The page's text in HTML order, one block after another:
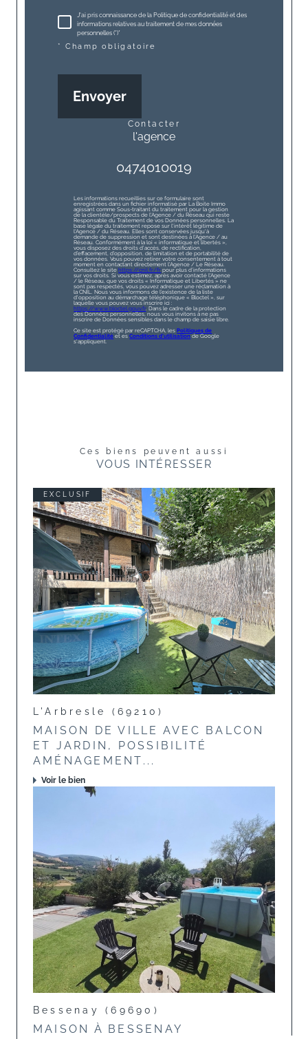
J'ai pris connaissance de la Politique de confidentialité et des
informations relatives au traitement de mes données
personnelles (*)*
* Champ obligatoire
Envoyer
contacter
l'agence
0474010019
Les informations recueillies sur ce formulaire sont
enregistrées dans un fichier informatisé par La Boite Immo
agissant comme Sous-traitant du traitement pour la gestion
de la clientèle/prospects de l'Agence / du Réseau qui reste
Responsable du Traitement de vos Données personnelles. La
base légale du traitement repose sur l'intérêt légitime de
l'Agence / du Réseau. Elles sont conservées jusqu'à
demande de suppression et sont destinées à l'Agence / au
Réseau. Conformément à la loi « informatique et libertés »,
vous disposez des droits d’accès, de rectification,
d’effacement, d’opposition, de limitation et de portabilité de
vos données. Vous pouvez retirer votre consentement à tout
moment en contactant directement l’Agence / Le Réseau.
Consultez le sitehttps://cnil.fr/fr pour plus d’informations
sur vos droits. Si vous estimez, après avoir contacté l'Agence
/ le Réseau, que vos droits « Informatique et Libertés » ne
sont pas respectés, vous pouvez adresser une réclamation à
la CNIL. Nous vous informons de l’existence de la liste
d'opposition au démarchage téléphonique « Bloctel », sur
laquelle vous pouvez vous inscrire ici :
https://www.bloctel.gouv.fr. Dans le cadre de la protection
des Données personnelles, nous vous invitons à ne pas
inscrire de Données sensibles dans le champ de saisie libre.
Ce site est protégé par reCAPTCHA, lesPolitiques de
Confidentialité et esConditions d'utilisationde Google
s'appliquent.
Ces biens peuvent aussi
VOUS INTÉRESSER
EXCLUSIF
L'Arbresle (69210)
MAISON DE VILLE AVEC BALCON
ET JARDIN, POSSIBILITÉ
AMÉNAGEMENT...
Voir le bien
Bessenay (69690)
MAISON À BESSENAY